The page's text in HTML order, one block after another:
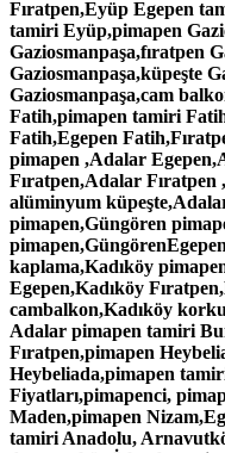
Fıratpen,Eyüp Egepen
tamiri Eyüp,pimapen
Gaziosmanpaşa,fıratpen
Gaziosmanpaşa,küpeşte
Gaziosmanpaşa,cam
Fatih,pimapen tamiri
Fatih,Egepen
pimapen ,Adalar
Fıratpen,Adalar
alüminyum
pimapen,Güngören
kaplama,Kadıköy
Egepen,Kadıköy
cambalkon,Kadıköy
Adalar pimapen tamiri
Fıratpen,pimapen
Heybeliada,pimapen
Fiyatları,pimapenci,
Maden,pimapen
tamiri Anadolu,